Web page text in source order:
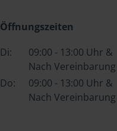
Öffnungszeiten
Di:
09:00 - 13:00 Uhr &
Nach Vereinbarung
Do:
09:00 - 13:00 Uhr &
Nach Vereinbarung